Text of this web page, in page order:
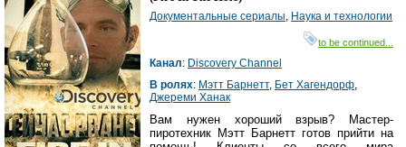
Документальные сериалы, Наука и технологии
to be continued...
Канал: Discovery Channel
В ролях: Мэтт Барнетт, Бет Хагендорф,
Джереми Ханак
Вам нужен хороший взрыв? Мастер-
пиротехник Мэтт Барнетт готов прийти на